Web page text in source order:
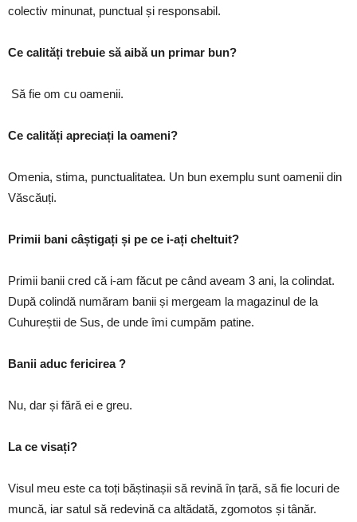
colectiv minunat, punctual și responsabil.
Ce calități trebuie să aibă un primar bun?
Să fie om cu oamenii.
Ce calități apreciați la oameni?
Omenia, stima, punctualitatea. Un bun exemplu sunt oamenii din
Văscăuți.
Primii bani câștigați și pe ce i-ați cheltuit?
Primii banii cred că i-am făcut pe când aveam 3 ani, la colindat.
După colindă număram banii și mergeam la magazinul de la
Cuhureștii de Sus, de unde îmi cumpăm patine.
Banii aduc fericirea ?
Nu, dar și fără ei e greu.
La ce visați?
Visul meu este ca toți băștinașii să revină în țară, să fie locuri de
muncă, iar satul să redevină ca altădată, zgomotos și tânăr.